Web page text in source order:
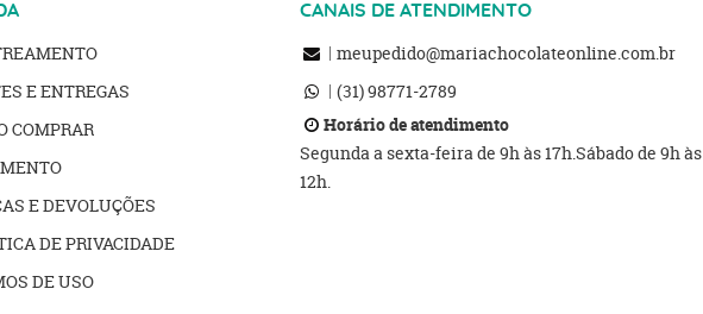
E ENTREGAS
COMPRAR
E DEVOLUÇÕES
DE PRIVACIDADE
DE USO
CANAIS DE ATENDIMENTO
meupedido@mariachocolateonline.com.br
(31)98771-2789
Horário de atendimento
Segunda a sexta-feira de 9h às 17h.Sábado de 9h às
12h.